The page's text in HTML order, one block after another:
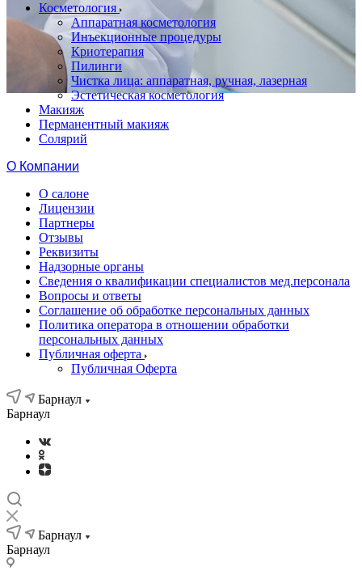
Косметология
Аппаратная косметология
Инъекционные процедуры
Криотерапия
Пилинги
Чистка лица: аппаратная, ручная, лазерная
Эстетическая косметология
Макияж
Перманентный макияж
Солярий
О Компании
О салоне
Лицензии
Партнеры
Отзывы
Реквизиты
Надзорные органы
Сведения о квалификации специалистов мед.персонала
Вопросы и ответы
Соглашение об обработке персональных данных
Политика оператора в отношении обработки
персональных данных
Публичная оферта
Публичная Оферта
Барнаул
Барнаул
Барнаул
Барнаул